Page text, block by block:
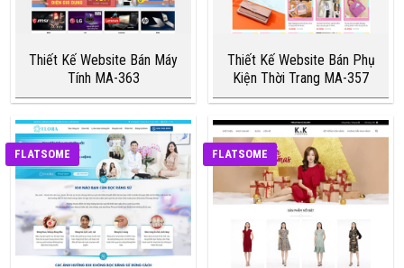
Thiết Kế Website Bán Máy
Tính MA-363
Thiết Kế Website Bán Phụ
Kiện Thời Trang MA-357
FLATSOME FLATSOME